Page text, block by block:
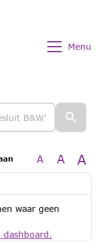
Menu
A A A
waar geen